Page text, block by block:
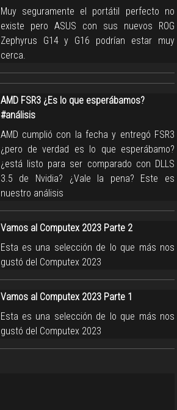
Muy seguramente el portátil perfecto no
existe pero ASUS con sus nuevos ROG
Zephyrus G14 y G16 podrían estar muy
cerca.
AMD FSR3 ¿Es lo que esperábamos?
#análisis
AMD cumplió con la fecha y entregó FSR3
¿pero de verdad es lo que esperábamo?
¿está listo para ser comparado con DLLS
3.5 de Nvidia? ¿Vale la pena? Este es
nuestro análisis
Vamos al Computex 2023 Parte 2
Esta es una selección de lo que más nos
gustó del Computex 2023
Vamos al Computex 2023 Parte 1
Esta es una selección de lo que más nos
gustó del Computex 2023